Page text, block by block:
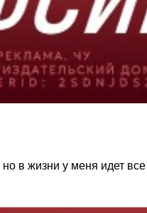
в жизни у меня идет все